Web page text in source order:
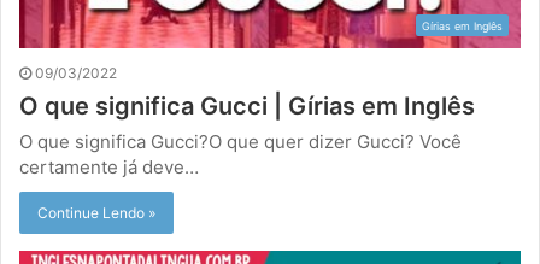
Gírias em Inglês
09/03/2022
O que significa Gucci | Gírias em Inglês
O que significa Gucci?O que quer dizer Gucci? Você
certamente já deve…
Continue Lendo »